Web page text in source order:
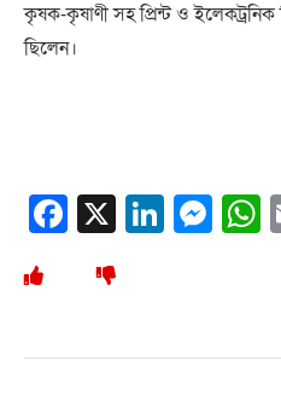
কৃষক-কৃষাণী সহ প্রিন্ট ও ইলেকট্রনিক
ছিলেন।
Facebook
X